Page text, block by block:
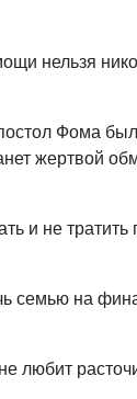
нельзя
Фома
жертвой
и не тратить
семью на
любит